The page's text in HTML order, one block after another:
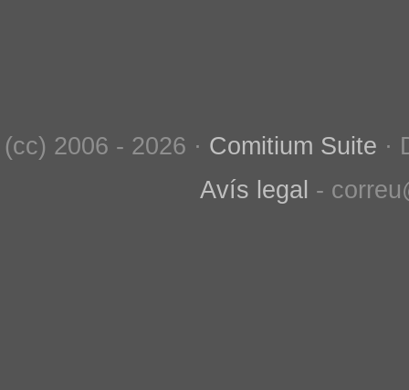
(cc) 2006 - 2026 · Comitium Suite ·
Avís legal -